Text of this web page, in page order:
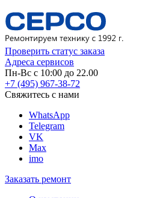
Проверить статус заказа
Адреса сервисов
Пн-Вс с 10:00 до 22.00
+7 (495) 967-38-72
Свяжитесь с нами
WhatsApp
Telegram
VK
Max
imo
Заказать ремонт